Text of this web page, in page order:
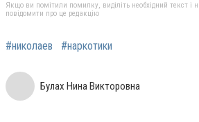
Якщо ви помітили помилку, виділіть необхідний текст і
повідомити про це редакцію
#николаев #наркотики
Булах Нина Викторовна